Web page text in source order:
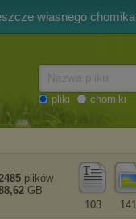
własnego
pliki chomiki
141
103
plików
GB